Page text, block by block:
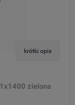
krótki opis
zielona